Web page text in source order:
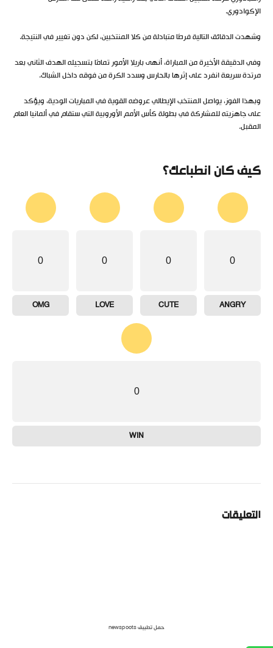
الإكوادوري.
وشهدت الدقائق التالية فرصًا متبادلة من كلا المنتخبين، لكن دون تغيير في النتيجة.
وفي الدقيقة الأخيرة من المباراة، أنهى باريلا الأمور تمامًا بتسجيله الهدف الثاني بعد
مرتدة سريعة انفرد على إثرها بالحارس وسدد الكرة من فوقه داخل الشباك.
وبهذا الفوز، يواصل المنتخب الإيطالي عروضه القوية في المباريات الودية، ويؤكد
على جاهزيته للمشاركة في بطولة كأس الأمم الأوروبية التي ستقام في ألمانيا العام
المقبل.
كيف كان انطباعك؟
0
ANGRY
0
CUTE
0
LOVE
0
OMG
0
WIN
التعليقات
حمل تطبيق newspoots